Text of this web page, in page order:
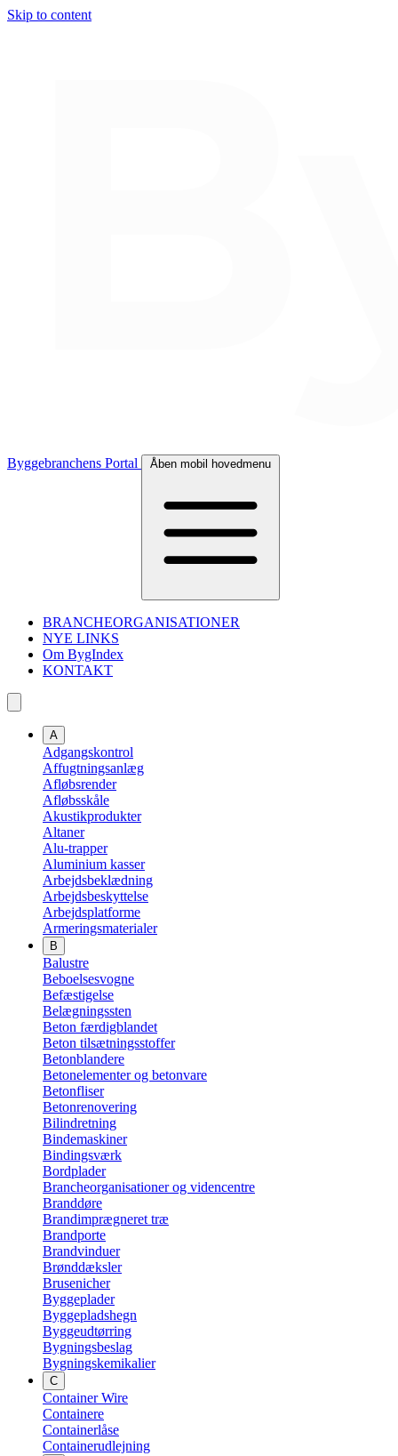
Skip to content
Byggebranchens Portal Åben mobil hovedmenu
BRANCHEORGANISATIONER
NYE LINKS
Om BygIndex
KONTAKT
A
Adgangskontrol
Affugtningsanlæg
Afløbsrender
Afløbsskåle
Akustikprodukter
Altaner
Alu-trapper
Aluminium kasser
Arbejdsbeklædning
Arbejdsbeskyttelse
Arbejdsplatforme
Armeringsmaterialer
B
Balustre
Beboelsesvogne
Befæstigelse
Belægningssten
Beton færdigblandet
Beton tilsætningsstoffer
Betonblandere
Betonelementer og betonvare
Betonfliser
Betonrenovering
Bilindretning
Bindemaskiner
Bindingsværk
Bordplader
Brancheorganisationer og videncentre
Branddøre
Brandimprægneret træ
Brandporte
Brandvinduer
Brønddæksler
Brusenicher
Byggeplader
Byggepladshegn
Byggeudtørring
Bygningsbeslag
Bygningskemikalier
C
Container Wire
Containere
Containerlåse
Containerudlejning